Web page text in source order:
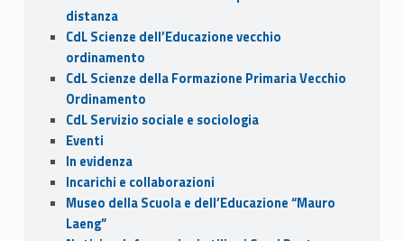
distanza
CdL Scienze dell’Educazione vecchio
ordinamento
CdL Scienze della Formazione Primaria Vecchio
Ordinamento
CdL Servizio sociale e sociologia
Eventi
In evidenza
Incarichi e collaborazioni
Museo della Scuola e dell’Educazione “Mauro
Laeng”